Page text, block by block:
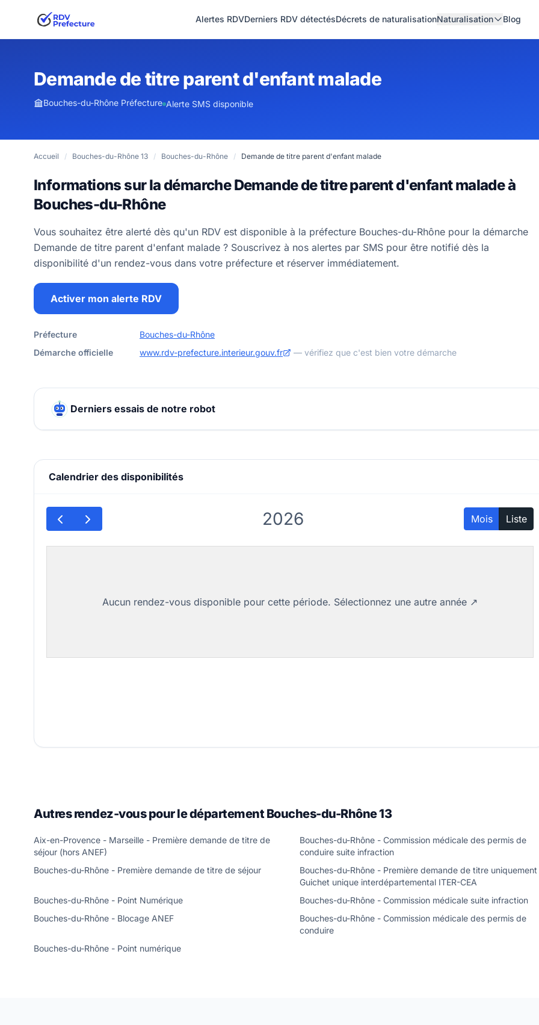
Alertes RDVDerniers RDV détectésDécrets de naturalisationNaturalisation Blog
Demande de titre parent d'enfant malade
Bouches-du-Rhône Préfecture Alerte SMS disponible
Accueil / Bouches-du-Rhône 13 / Bouches-du-Rhône / Demande de titre parent d'enfant malade
Informations sur la démarche Demande de titre parent d'enfant malade à
Bouches-du-Rhône
Vous souhaitez être alerté dès qu'un RDV est disponible à la préfecture Bouches-du-Rhône pour la démarche
Demande de titre parent d'enfant malade ? Souscrivez à nos alertes par SMS pour être notifié dès la
disponibilité d'un rendez-vous dans votre préfecture et réserver immédiatement.
Activer mon alerte RDV
Préfecture
Bouches-du-Rhône
Démarche officielle
www.rdv-prefecture.interieur.gouv.fr — vérifiez que c'est bien votre démarche
Derniers essais de notre robot
Calendrier des disponibilités
2026 Mois Liste
Autres rendez-vous pour le département Bouches-du-Rhône 13
Aix-en-Provence - Marseille - Première demande de titre de
séjour (hors ANEF)
Bouches-du-Rhône - Commission médicale des permis de
conduire suite infraction
Bouches-du-Rhône - Première demande de titre de séjour
Bouches-du-Rhône - Première demande de titre
Guichet unique interdépartemental ITER-CEA
Bouches-du-Rhône - Point Numérique
Bouches-du-Rhône - Commission médicale suite infraction
Bouches-du-Rhône - Blocage ANEF
Bouches-du-Rhône - Commission médicale des permis de
conduire
Bouches-du-Rhône - Point numérique